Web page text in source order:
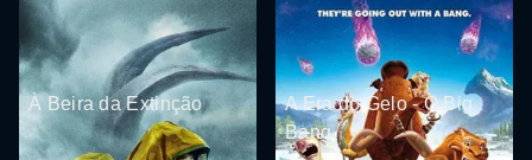
À Beira da Extinção
A Era do Gelo - O Big
Bang